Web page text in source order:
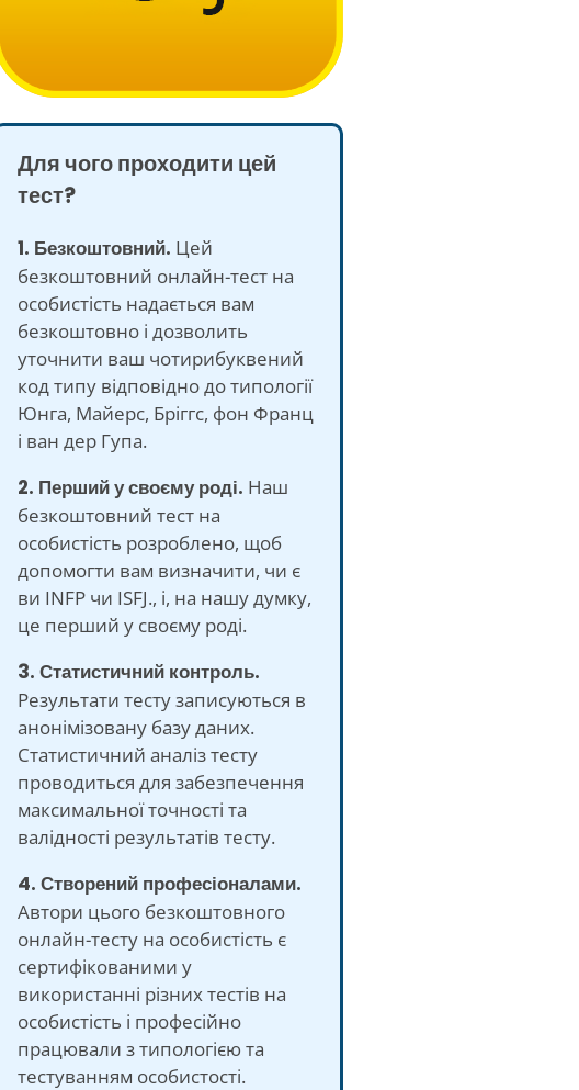
Для чого проходити цей
тест?
1. Безкоштовний. Цей
безкоштовний онлайн-тест на
особистість надається вам
безкоштовно і дозволить
уточнити ваш чотирибуквений
код типу відповідно до типології
Юнга, Майерс, Бріггс, фон Франц
і ван дер Гупа.
2. Перший у своєму роді. Наш
безкоштовний тест на
особистість розроблено, щоб
допомогти вам визначити, чи є
ви INFP чи ISFJ., і, на нашу думку,
це перший у своєму роді.
3. Статистичний контроль.
Результати тесту записуються в
анонімізовану базу даних.
Статистичний аналіз тесту
проводиться для забезпечення
максимальної точності та
валідності результатів тесту.
4. Створений професіоналами.
Автори цього безкоштовного
онлайн-тесту на особистість є
сертифікованими у
використанні різних тестів на
особистість і професійно
працювали з типологією та
тестуванням особистості.